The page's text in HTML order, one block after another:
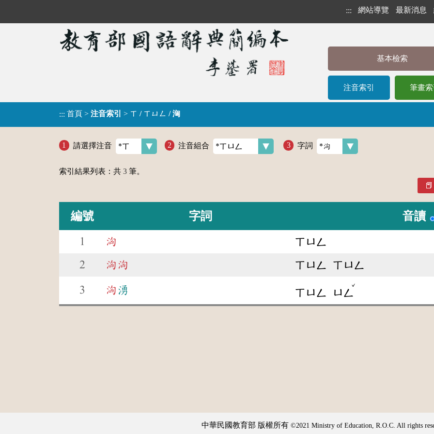
::: 網站導覽 最新消息
基本檢索
注音索引 筆畫索
::: 首頁 > 注音索引 > ㄒ / ㄒㄩㄥ / 洶
請選擇注音 注音組合 字詞
索引結果列表：共 3 筆。
編號 字詞 音讀
1 洶 ㄒㄩㄥ
2 洶 洶 ㄒㄩㄥ ㄒㄩㄥ
3 洶 湧 ㄒㄩㄥ ㄩㄥ
ˇ
中華民國教育部 版權所有 ©2021 Ministry of Education, R.O.C. All rights